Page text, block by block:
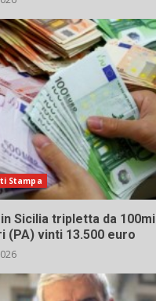
Stampa
Sicilia tripletta da
(PA) vinti 13.500 euro